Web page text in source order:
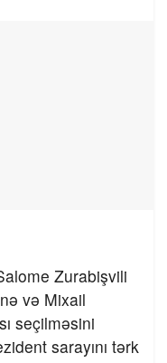
Zurabişvili
və Mixail
seçilməsini
sarayını tərk